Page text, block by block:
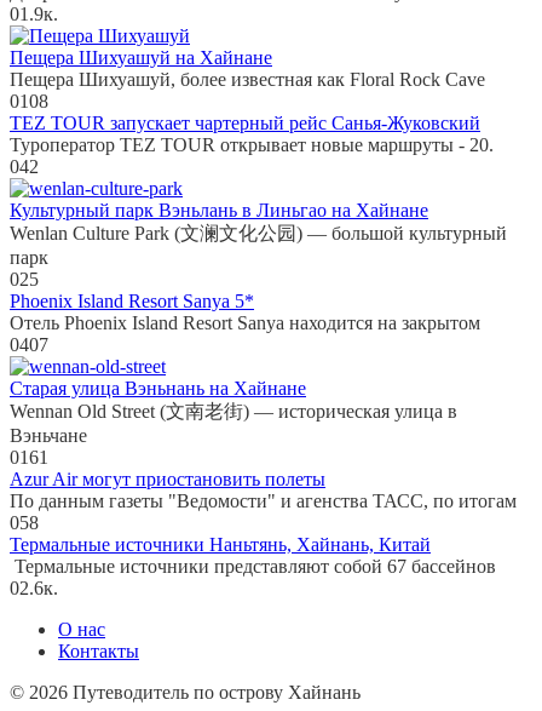
01.9к.
Пещера Шихуашуй на Хайнане
Пещера Шихуашуй, более известная как Floral Rock Cave
0108
TEZ TOUR запускает чартерный рейс Санья-Жуковский
Туроператор TEZ TOUR открывает новые маршруты - 20.
042
Культурный парк Вэньлань в Линьгао на Хайнане
Wenlan Culture Park (文澜文化公园) — большой культурный
парк
025
Phoenix Island Resort Sanya 5*
Отель Phoenix Island Resort Sanya находится на закрытом
0407
Старая улица Вэньнань на Хайнане
Wennan Old Street (文南老街) — историческая улица в
Вэньчане
0161
Azur Air могут приостановить полеты
По данным газеты "Ведомости" и агенства ТАСС, по итогам
058
Термальные источники Наньтянь, Хайнань, Китай
Термальные источники представляют собой 67 бассейнов
02.6к.
О нас
Контакты
© 2026 Путеводитель по острову Хайнань